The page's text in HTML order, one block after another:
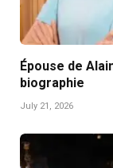
Épouse de
biographie
July 21, 2026